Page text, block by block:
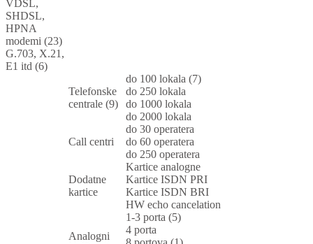
VDSL,
SHDSL,
HPNA
modemi (23)
G.703, X.21,
E1 itd (6)
Telefonske
centrale (9)
do 100 lokala (7)
do 250 lokala
do 1000 lokala
do 2000 lokala
Call centri
do 30 operatera
do 60 operatera
do 250 operatera
Dodatne
kartice
Kartice analogne
Kartice ISDN PRI
Kartice ISDN BRI
HW echo cancelation
Analogni
1-3 porta (5)
4 porta